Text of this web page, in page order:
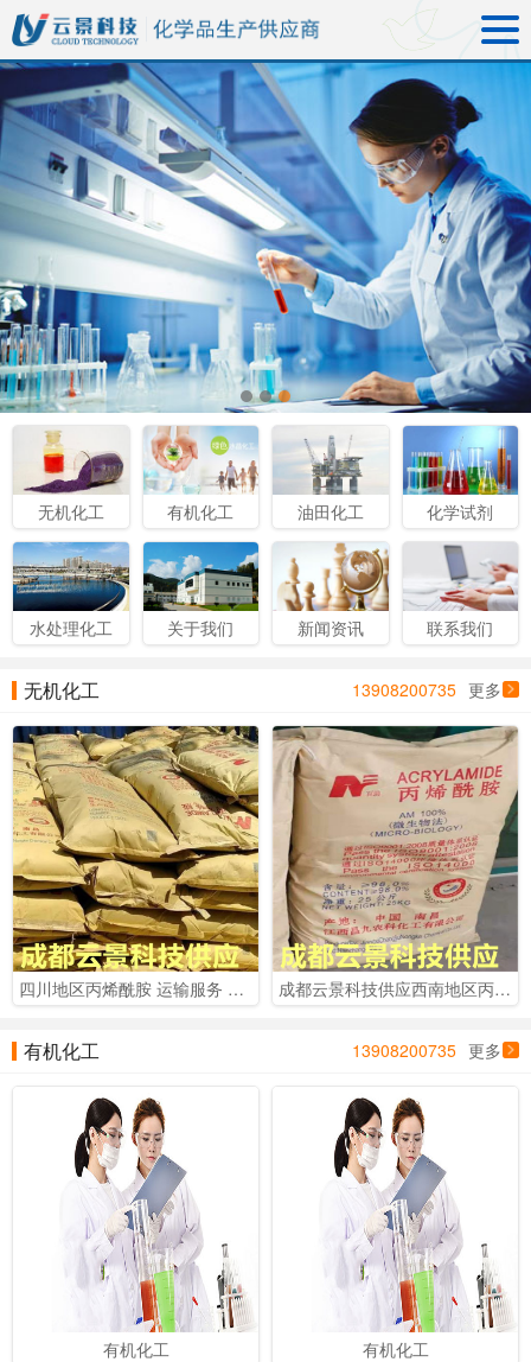
无机化工 有机化工 油田化工 化学试剂
水处理化工 关于我们 新闻资讯 联系我们
无机化工 更多
13908200735
四川地区丙烯酰胺 运输服务 成都地区丙烯酰胺 厂家直销 成都云景科技供应西南地区丙烯酰胺 四川98%丙烯酰胺
有机化工 更多
13908200735
有机化工 有机化工